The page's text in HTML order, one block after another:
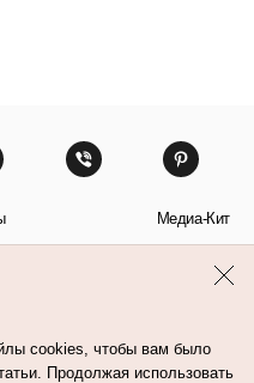
Медиа-Кит
cookies, чтобы вам было
Продолжая использовать